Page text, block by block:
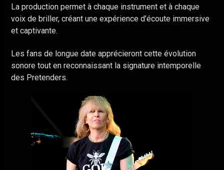
La production permet à chaque instrument et à chaque
voix de briller, créant une expérience d’écoute immersive
et captivante.
Les fans de longue date apprécieront cette évolution
sonore tout en reconnaissant la signature intemporelle
des Pretenders.